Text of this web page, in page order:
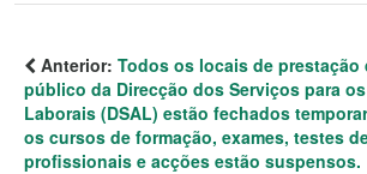
Anterior: Todos os locais de prestação
público da Direcção dos Serviços para
Laborais (DSAL) estão fechados
os cursos de formação, exames, testes
profissionais e acções estão suspensos.